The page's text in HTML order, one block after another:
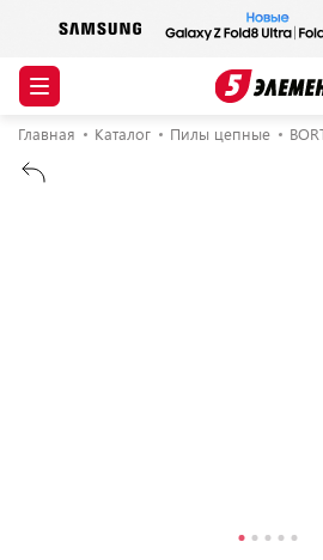
Главная Каталог Пилы цепные